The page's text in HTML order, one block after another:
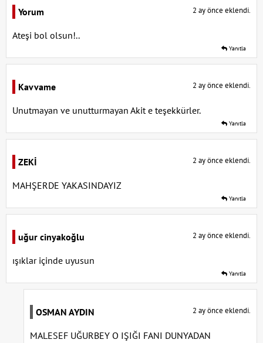
Yorum 2 ay önce eklendi.
Ateşi bol olsun!..
Yanıtla
Kavvame 2 ay önce eklendi.
Unutmayan ve unutturmayan Akit e teşekkürler.
Yanıtla
ZEKİ 2 ay önce eklendi.
MAHŞERDE YAKASINDAYIZ
Yanıtla
uğur cinyakoğlu 2 ay önce eklendi.
ışıklar içinde uyusun
Yanıtla
OSMAN AYDIN 2 ay önce eklendi.
MALESEF UĞURBEY O IŞIĞI FANI DUNYADAN